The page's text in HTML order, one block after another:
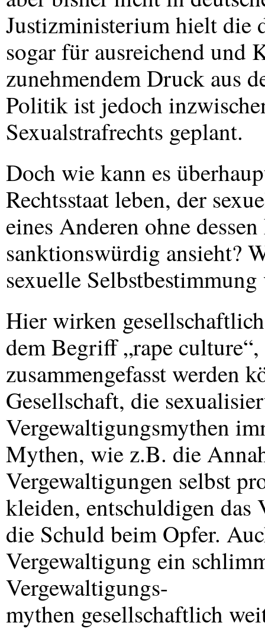
Justizministerium hielt die
sogar für ausreichend und
zunehmendem Druck aus
Politik ist jedoch
Sexualstrafrechts geplant.
Doch wie kann es
Rechtsstaat leben, der
eines Anderen ohne
sanktionswürdig ansieht?
sexuelle
Hier wirken
dem Begriff „rape
zusammengefasst werden
Gesellschaft, die
Vergewaltigungsmythen
Mythen, wie z.B. die
Vergewaltigungen selbst
kleiden, entschuldigen das
die Schuld beim Opfer.
Vergewaltigung ein
Vergewaltigungs-
mythen gesellschaftlich